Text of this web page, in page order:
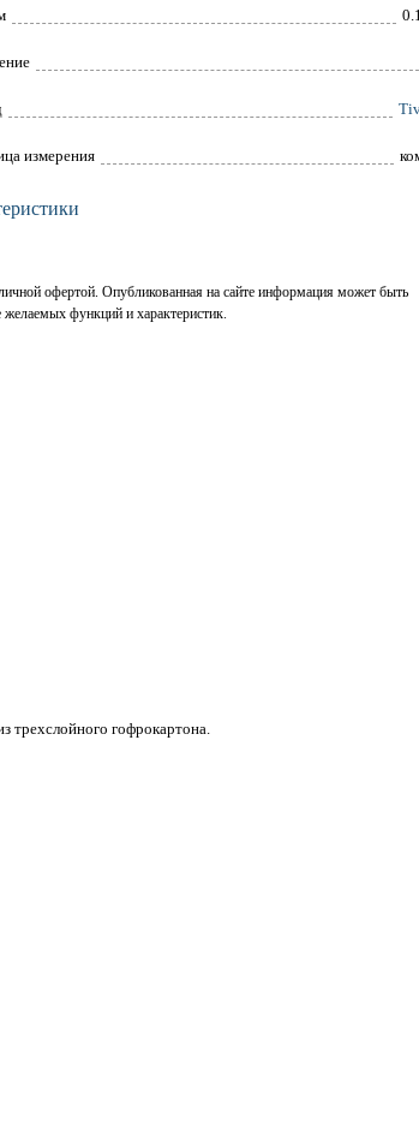
измерения
офертой. Опубликованная на сайте информация может быть
функций и характеристик.
трехслойного гофрокартона.